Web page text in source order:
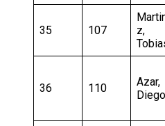
35 107
z,
36 110
Azar,
Diego